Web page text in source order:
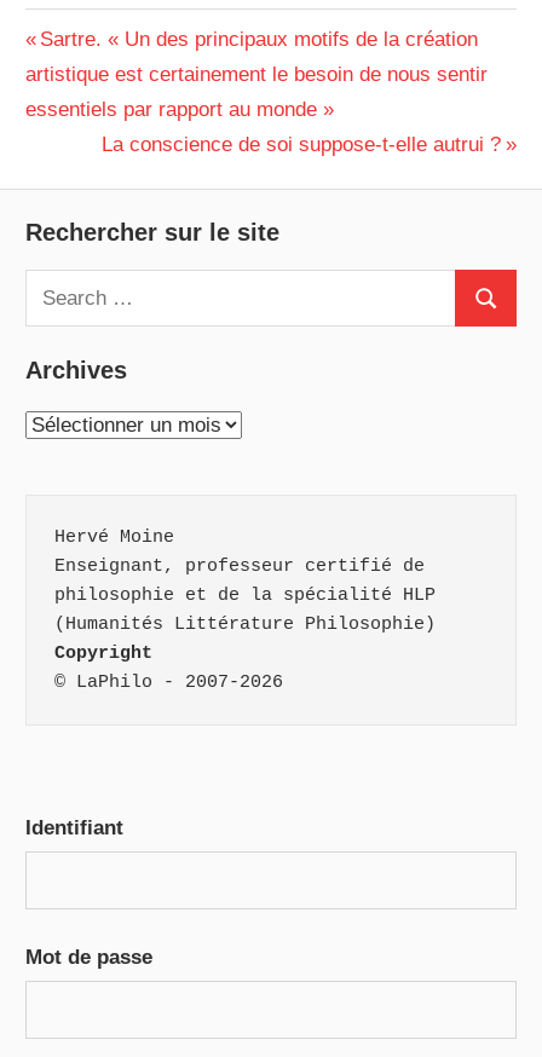
DEVOIR
DISSERTATION
PHILOSOPHIE
TS
Navigation
de
l’article
Previous
Post:
Sartre. « Un des principaux motifs de la création
artistique est certainement le besoin de nous sentir
essentiels par rapport au monde »
Next
La conscience de soi suppose-t-elle autrui ?
Rechercher sur le site
Search
for:
Search
Archives
Archives
Hervé Moine
Enseignant, professeur certifié de
philosophie et de la spécialité HLP
(Humanités Littérature Philosophie)
Copyright
© LaPhilo - 2007-2026
Identifiant
Mot de passe